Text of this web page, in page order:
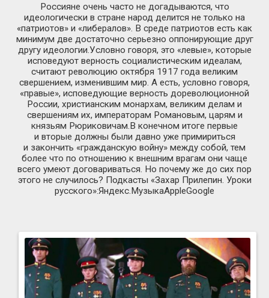
Россияне очень часто не догадываются, что
идеологически в стране народ делится не только на
«патриотов» и «либералов». В среде патриотов есть как
минимум две достаточно серьезно оппонирующие друг
другу идеологии.Условно говоря, это «левые», которые
исповедуют верность социалистическим идеалам,
считают революцию октября 1917 года великим
свершением, изменившим мир. А есть, условно говоря,
«правые», исповедующие верность дореволюционной
России, христианским монархам, великим делам и
свершениям их, императорам Романовым, царям и
князьям Рюриковичам.В конечном итоге первые
и вторые должны были давно уже примириться
и закончить «гражданскую войну» между собой, тем
более что по отношению к внешним врагам они чаще
всего умеют договариваться. Но почему же до сих пор
этого не случилось? Подкасты «Захар Прилепин. Уроки
русского»:Яндекс.МузыкаAppleGoogle